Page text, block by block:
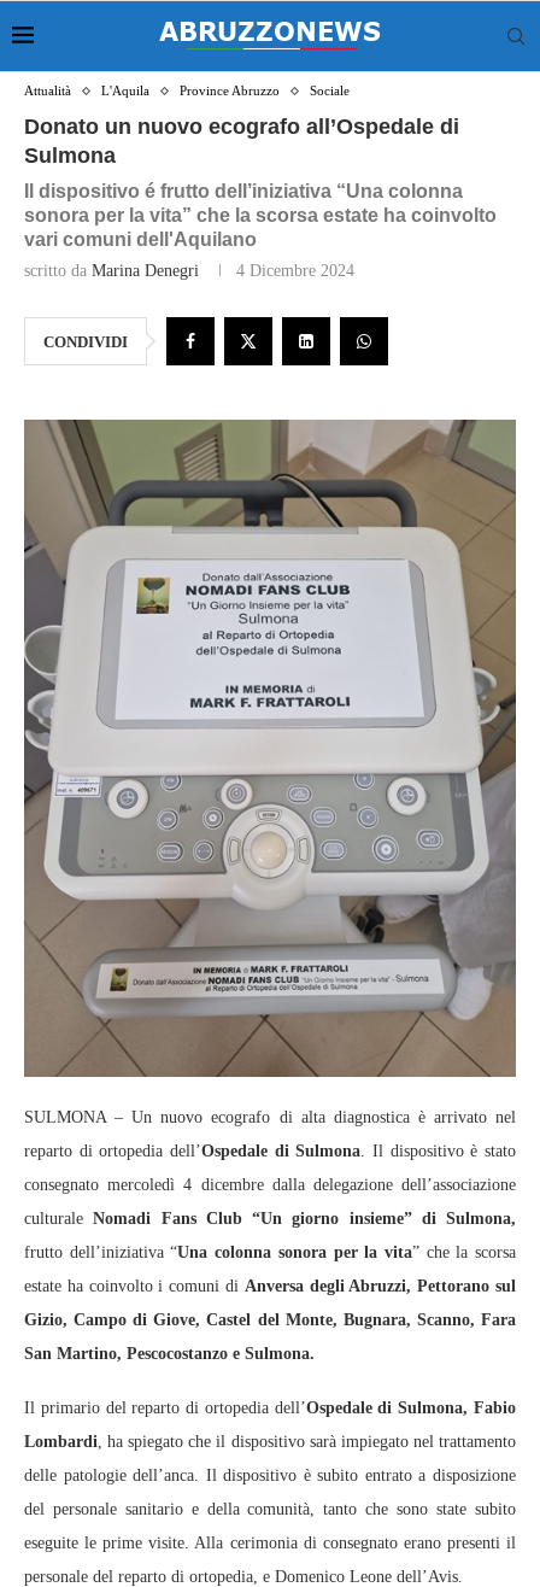
Attualità L'Aquila Province Abruzzo Sociale
Donato un nuovo ecografo all’Ospedale di
Sulmona
Il dispositivo é frutto dell’iniziativa “Una colonna
sonora per la vita” che la scorsa estate ha coinvolto
vari comuni dell'Aquilano
scritto da Marina Denegri 4 Dicembre 2024
CONDIVIDI
SULMONA – Un nuovo ecografo di alta diagnostica è arrivato nel
reparto di ortopedia dell’Ospedale di Sulmona . Il dispositivo è stato
consegnato mercoledì 4 dicembre dalla delegazione dell’associazione
culturaleNomadi Fans Club “Un giorno insieme” di Sulmona,
frutto dell’iniziativa “Una colonna sonora per la vita” che la scorsa
estate ha coinvolto i comuni di Anversa degli Abruzzi, Pettorano sul
Gizio, Campo di Giove, Castel del Monte, Bugnara, Scanno, Fara
San Martino, Pescocostanzo e Sulmona.
Il primario del reparto di ortopedia dell’Ospedale di Sulmona, Fabio
Lombardi , ha spiegato che il dispositivo sarà impiegato nel trattamento
delle patologie dell’anca. Il dispositivo è subito entrato a disposizione
del personale sanitario e della comunità, tanto che sono state subito
eseguite le prime visite. Alla cerimonia di consegnato erano presenti il
personale del reparto di ortopedia, e Domenico Leone dell’Avis.